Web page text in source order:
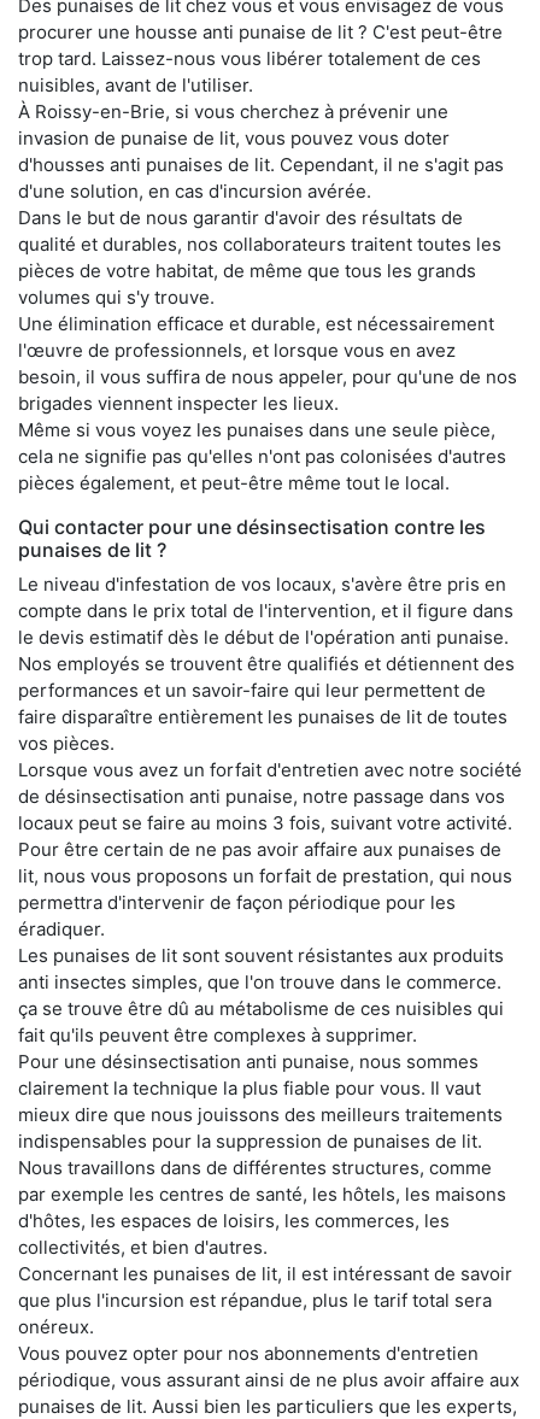
Des punaises de lit chez vous et vous envisagez de vous
procurer une housse anti punaise de lit ? C'est peut-être
trop tard. Laissez-nous vous libérer totalement de ces
nuisibles, avant de l'utiliser.
À Roissy-en-Brie, si vous cherchez à prévenir une
invasion de punaise de lit, vous pouvez vous doter
d'housses anti punaises de lit. Cependant, il ne s'agit pas
d'une solution, en cas d'incursion avérée.
Dans le but de nous garantir d'avoir des résultats de
qualité et durables, nos collaborateurs traitent toutes les
pièces de votre habitat, de même que tous les grands
volumes qui s'y trouve.
Une élimination efficace et durable, est nécessairement
l'œuvre de professionnels, et lorsque vous en avez
besoin, il vous suffira de nous appeler, pour qu'une de nos
brigades viennent inspecter les lieux.
Même si vous voyez les punaises dans une seule pièce,
cela ne signifie pas qu'elles n'ont pas colonisées d'autres
pièces également, et peut-être même tout le local.
Qui contacter pour une désinsectisation contre les
punaises de lit ?
Le niveau d'infestation de vos locaux, s'avère être pris en
compte dans le prix total de l'intervention, et il figure dans
le devis estimatif dès le début de l'opération anti punaise.
Nos employés se trouvent être qualifiés et détiennent des
performances et un savoir-faire qui leur permettent de
faire disparaître entièrement les punaises de lit de toutes
vos pièces.
Lorsque vous avez un forfait d'entretien avec notre société
de désinsectisation anti punaise, notre passage dans vos
locaux peut se faire au moins 3 fois, suivant votre activité.
Pour être certain de ne pas avoir affaire aux punaises de
lit, nous vous proposons un forfait de prestation, qui nous
permettra d'intervenir de façon périodique pour les
éradiquer.
Les punaises de lit sont souvent résistantes aux produits
anti insectes simples, que l'on trouve dans le commerce.
ça se trouve être dû au métabolisme de ces nuisibles qui
fait qu'ils peuvent être complexes à supprimer.
Pour une désinsectisation anti punaise, nous sommes
clairement la technique la plus fiable pour vous. Il vaut
mieux dire que nous jouissons des meilleurs traitements
indispensables pour la suppression de punaises de lit.
Nous travaillons dans de différentes structures, comme
par exemple les centres de santé, les hôtels, les maisons
d'hôtes, les espaces de loisirs, les commerces, les
collectivités, et bien d'autres.
Concernant les punaises de lit, il est intéressant de savoir
que plus l'incursion est répandue, plus le tarif total sera
onéreux.
Vous pouvez opter pour nos abonnements d'entretien
périodique, vous assurant ainsi de ne plus avoir affaire aux
punaises de lit. Aussi bien les particuliers que les experts,